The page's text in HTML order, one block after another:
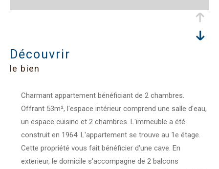
découvrir
le bien
Charmant appartement bénéficiant de 2 chambres.
Offrant 53m², l'espace intérieur comprend une salle d'eau,
un espace cuisine et 2 chambres. L'immeuble a été
construit en 1964. L'appartement se trouve au 1e étage.
Cette propriété vous fait bénéficier d'une cave. En
exterieur, le domicile s'accompagne de 2 balcons